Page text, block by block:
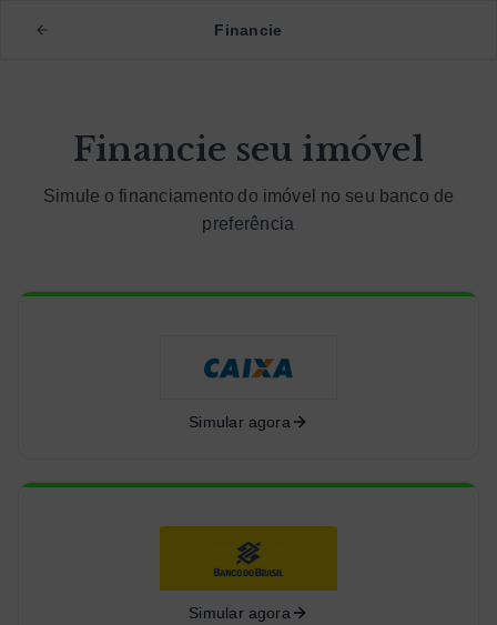
Financie
Financie seu imóvel
Simule o financiamento do imóvel no seu banco de
preferência
Simular agora
Simular agora